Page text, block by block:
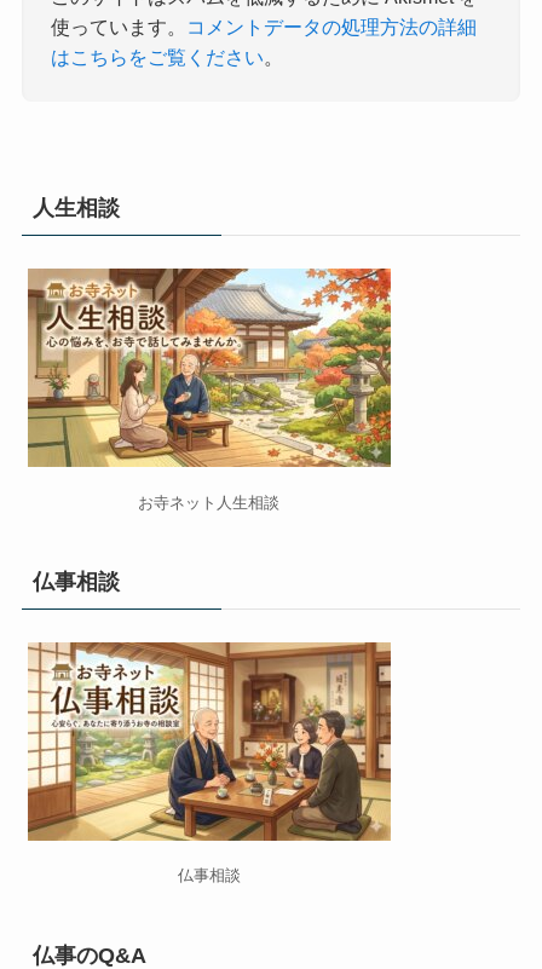
使っています。
コメントデータの処理方法の詳細
はこちらをご覧ください。
人生相談
お寺ネット人生相談
仏事相談
仏事相談
仏事のQ&A